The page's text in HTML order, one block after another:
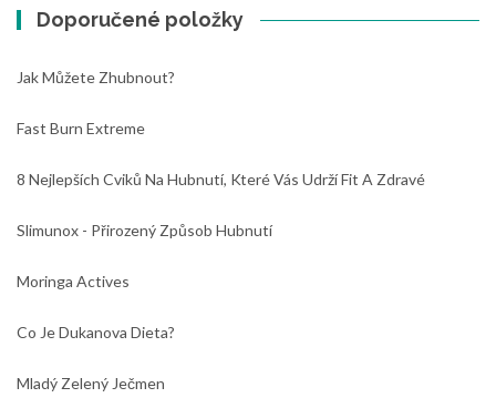
Doporučené položky
Jak Můžete Zhubnout?
Fast Burn Extreme
8 Nejlepších Cviků Na Hubnutí, Které Vás Udrží Fit A Zdravé
Slimunox - Přirozený Způsob Hubnutí
Moringa Actives
Co Je Dukanova Dieta?
Mladý Zelený Ječmen